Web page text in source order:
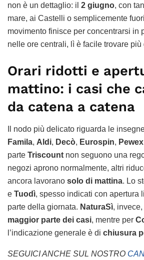
non è un dettaglio: il 2 giugno, con
mare, ai Castelli o semplicemente
movimento finisce per concentrarsi in
nelle ore centrali, lì è facile trovare più
Orari ridotti e
mattino: i casi che
da catena a catena
Il nodo più delicato riguarda le
Famila, Aldi, Decò, Eurospin, Pewex
parte Triscount non seguono una
negozi aprono normalmente, altri
ancora lavorano solo di mattina. Lo
e Tuodì, spesso indicati con apertura
parte della giornata. NaturaSì,
maggior parte dei casi, mentre per
l’indicazione generale è di chiusura
SEGUICI ANCHE SUL NOSTRO